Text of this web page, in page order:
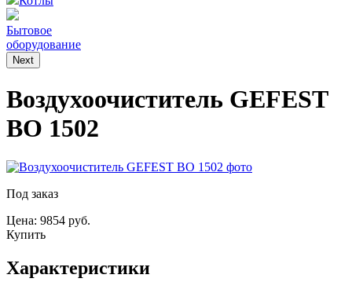
Бытовое
оборудование
Next
Воздухоочиститель GEFEST
BO 1502
Под заказ
Цена: 9854 руб.
Купить
Характеристики